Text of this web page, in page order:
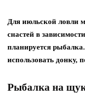
Для июльской ловли
снастей в
планируется
использовать донку,
Рыбалка на